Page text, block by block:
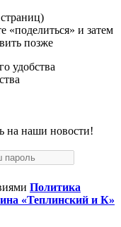
«поделиться» и затем
позже
удобства
на наши новости!
Политика
«Теплинский и К»